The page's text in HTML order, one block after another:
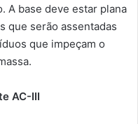
A base deve estar plana
que serão assentadas
que impeçam o
AC-III